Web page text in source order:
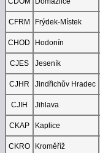
CFRM
Frýdek-Místek
CHOD
Hodonín
CJES
Jeseník
CJHR
Jindřichův Hradec
CJIH
Jihlava
CKAP
Kaplice
CKRO
Kroměříž